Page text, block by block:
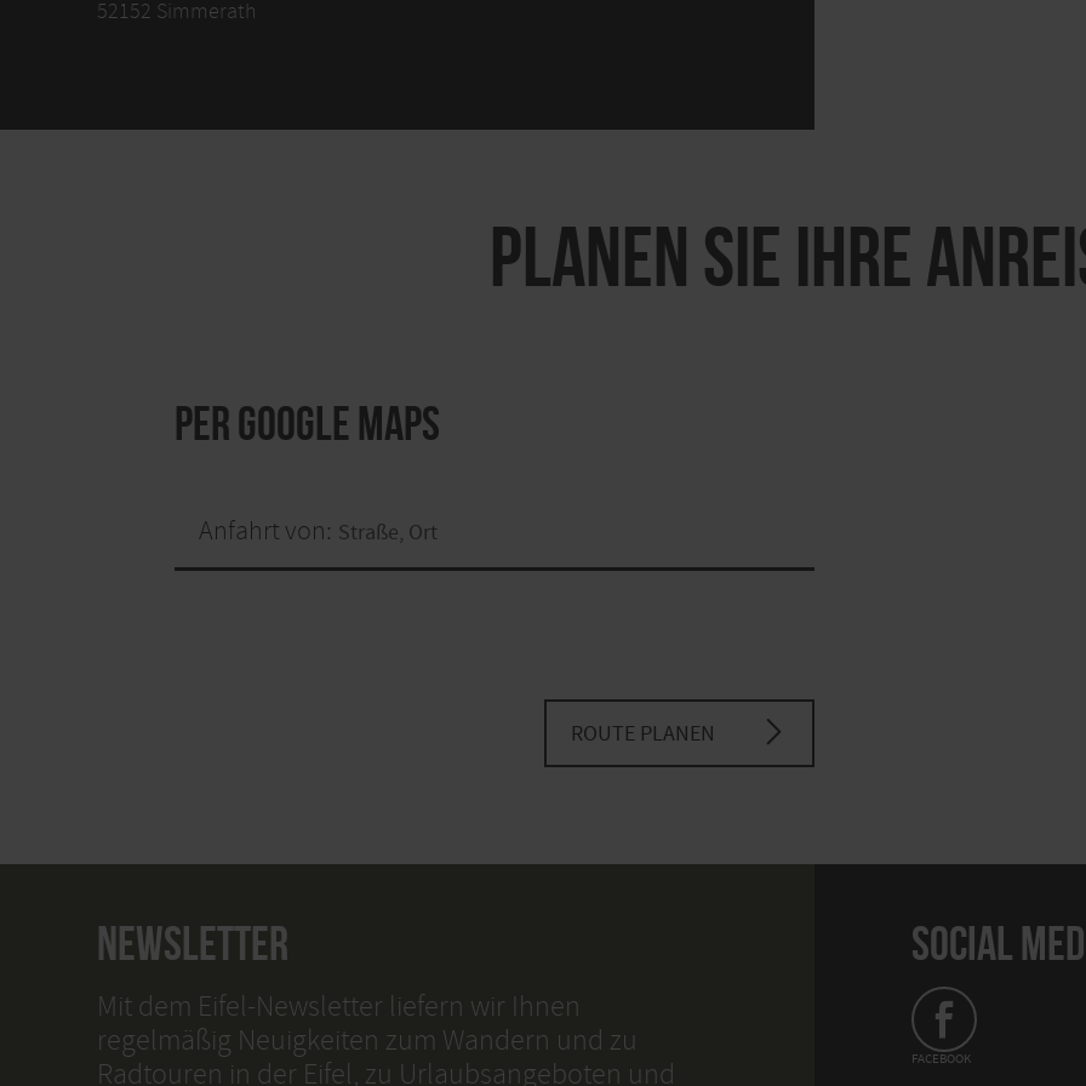
52152 Simmerath
PLANEN SIE IHRE
per Google Maps
Anfahrt von:
ROUTE PLANEN
NEWSLETTER
Mit dem Eifel-Newsletter liefern wir Ihnen
regelmäßig Neuigkeiten zum Wandern und zu
Radtouren in der Eifel, zu Urlaubsangeboten und
SOCIAL
FACEBOOK